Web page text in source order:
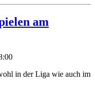
am
in der Liga wie auch im